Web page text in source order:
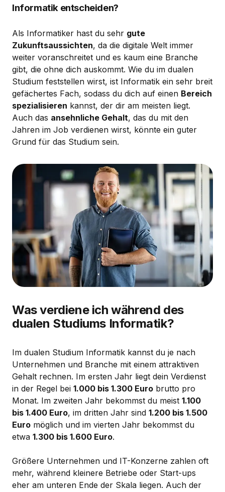
Informatik entscheiden?
Als Informatiker hast du sehr gute
Zukunftsaussichten, da die digitale Welt immer
weiter voranschreitet und es kaum eine Branche
gibt, die ohne dich auskommt. Wie du im dualen
Studium feststellen wirst, ist Informatik ein sehr breit
gefächertes Fach, sodass du dich auf einen Bereich
spezialisieren kannst, der dir am meisten liegt.
Auch das ansehnliche Gehalt, das du mit den
Jahren im Job verdienen wirst, könnte ein guter
Grund für das Studium sein.
Was verdiene ich während des
dualen Studiums Informatik?
Im dualen Studium Informatik kannst du je nach
Unternehmen und Branche mit einem attraktiven
Gehalt rechnen. Im ersten Jahr liegt dein Verdienst
in der Regel bei 1.000 bis 1.300 Euro brutto pro
Monat. Im zweiten Jahr bekommst du meist 1.100
bis 1.400 Euro, im dritten Jahr sind 1.200 bis 1.500
Euro möglich und im vierten Jahr bekommst du
etwa 1.300 bis 1.600 Euro.
Größere Unternehmen und IT-Konzerne zahlen oft
mehr, während kleinere Betriebe oder Start-ups
eher am unteren Ende der Skala liegen. Auch der